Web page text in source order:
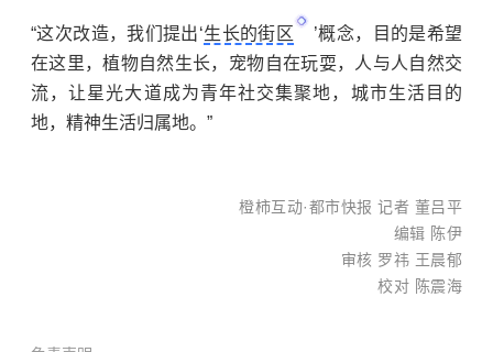
“这次改造，我们提出‘生长的街区
’概念，目的是希望
在这里，植物自然生长，宠物自在玩耍，人与人自然交
流，让星光大道成为青年社交集聚地，城市生活目的
地，精神生活归属地。”
橙柿互动·都市快报 记者 董吕平
编辑 陈伊
审核 罗祎 王晨郁
校对 陈震海